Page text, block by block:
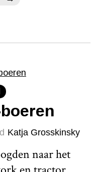
Katja Grosskinsky
naar het